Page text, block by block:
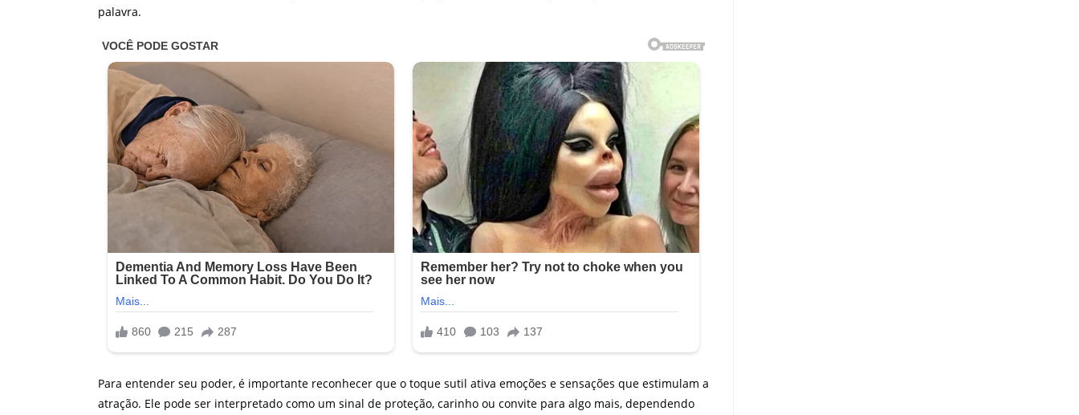
palavra.
Para entender seu poder, é importante reconhecer que o toque sutil ativa emoções e sensações que estimulam a
atração. Ele pode ser interpretado como um sinal de proteção, carinho ou convite para algo mais, dependendo